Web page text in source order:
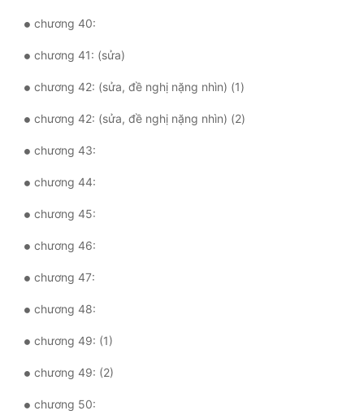
chương 40:
chương 41: (sửa)
chương 42: (sửa, đề nghị nặng nhìn) (1)
chương 42: (sửa, đề nghị nặng nhìn) (2)
chương 43:
chương 44:
chương 45:
chương 46:
chương 47:
chương 48:
chương 49: (1)
chương 49: (2)
chương 50: